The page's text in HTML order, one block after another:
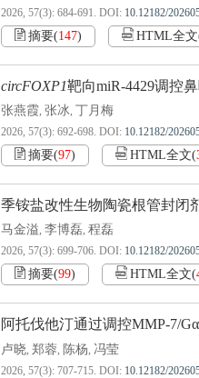
2026, 57(3): 684-691. DOI: 10.12182/
摘要(147) HTML全文
circFOXP1靶向miR-4429调控
张燕霞, 张冰, 丁月梅
2026, 57(3): 692-698. DOI: 10.12182/
摘要(97) HTML全文(
季铵盐改性生物陶瓷根管封闭
马金溢, 李博磊, 程磊
2026, 57(3): 699-706. DOI: 10.12182/
摘要(99) HTML全文(
阿托伐他汀通过调控MMP-7/
卢晓, 郑蓉, 陈杨, 冯莹
2026, 57(3): 707-715. DOI: 10.12182/